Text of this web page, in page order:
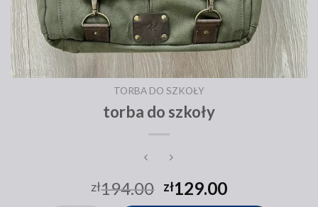
TORBA DO SZKOŁY
torba do szkoły
zł194.00 zł129.00